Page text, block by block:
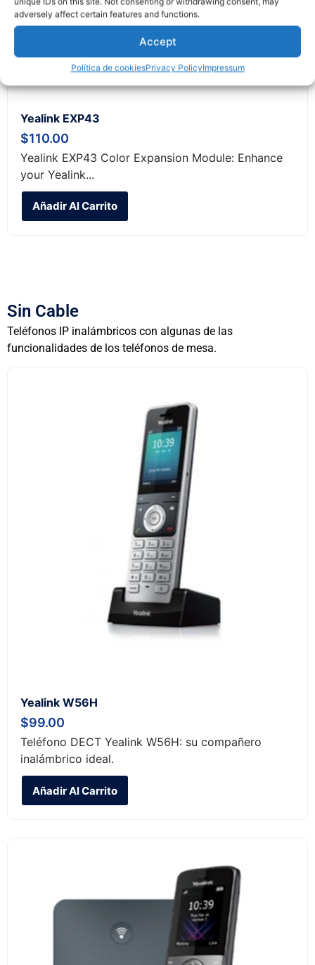
adversely affect certain features and functions.
Accept
Política de cookiesPrivacy PolicyImpressum
Yealink EXP43
$110.00
Yealink EXP43 Color Expansion Module: Enhance
your Yealink...
Añadir Al Carrito
Sin Cable
Teléfonos IP inalámbricos con algunas de las
funcionalidades de los teléfonos de mesa.
Yealink W56H
$99.00
Teléfono DECT Yealink W56H: su compañero
inalámbrico ideal.
Añadir Al Carrito